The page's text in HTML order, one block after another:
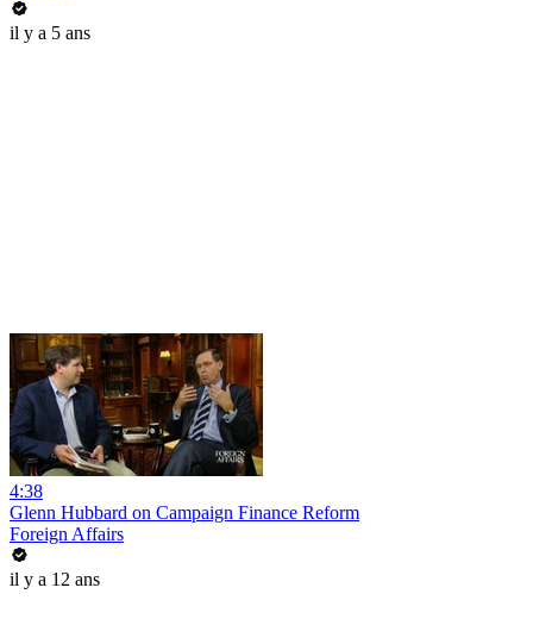
il y a 5 ans
4:38
Glenn Hubbard on Campaign Finance Reform
Foreign Affairs
il y a 12 ans